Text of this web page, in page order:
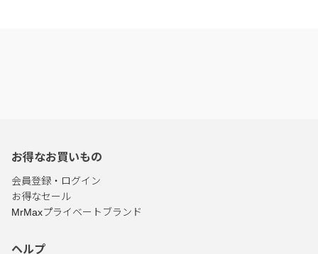
お得なお買いもの
会員登録・ログイン
お得なセール
MrMaxプライベートブランド
ヘルプ